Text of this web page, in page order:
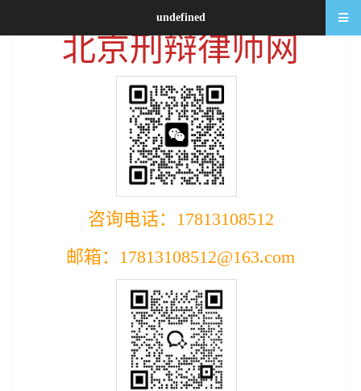
北京刑辩律师网
咨询电话：17813108512
邮箱：17813108512@163.com
undefined